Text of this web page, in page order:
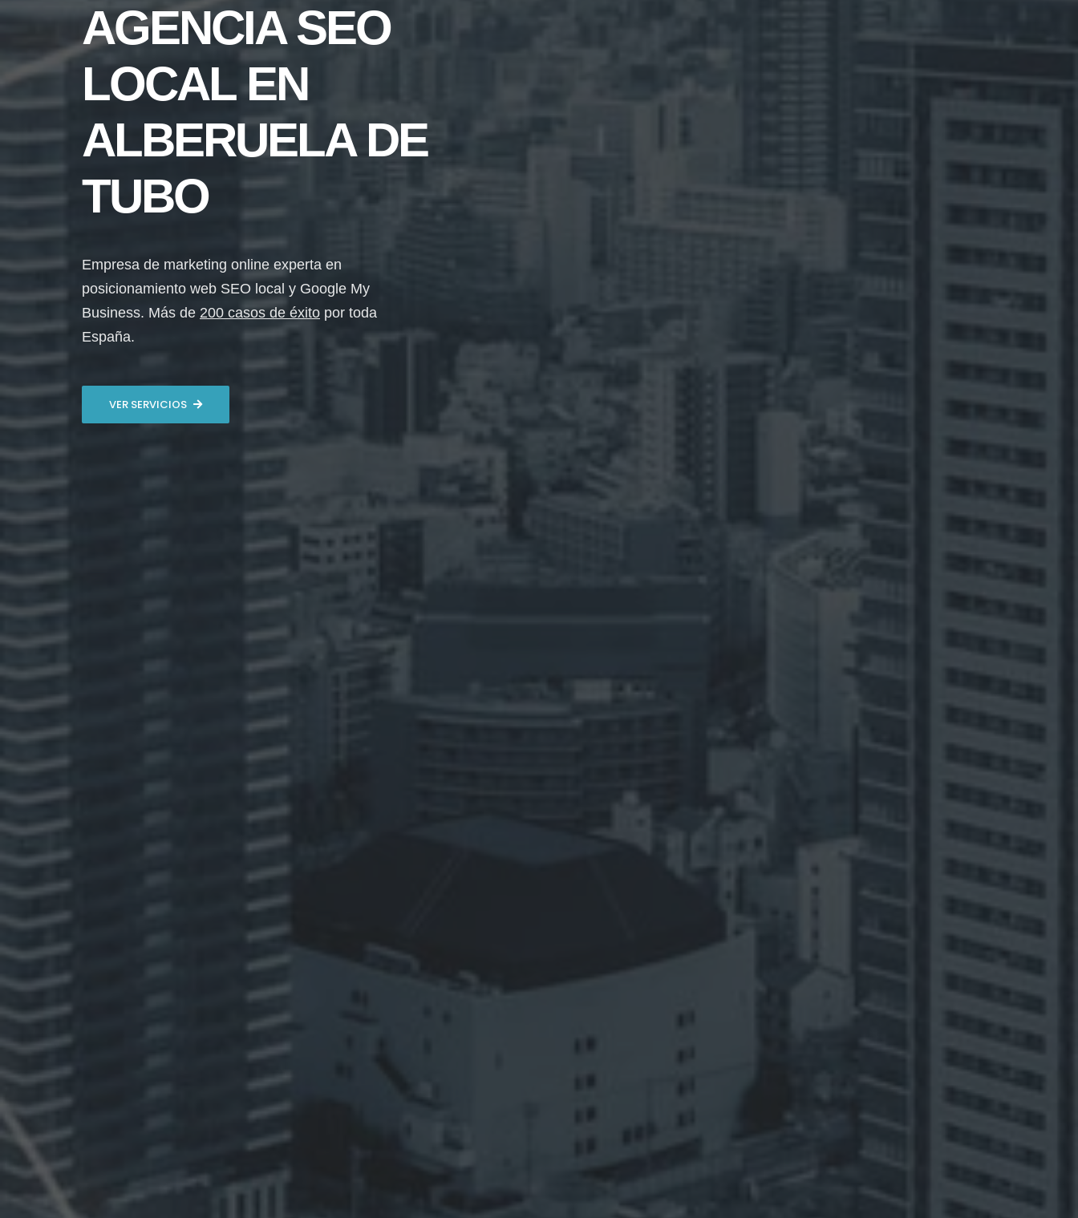
AGENCIA SEO
LOCAL EN
ALBERUELA DE
TUBO
Empresa de marketing online experta en
posicionamiento web SEO local y Google My
Business. Más de 200 casos de éxito por toda
España.
VER SERVICIOS